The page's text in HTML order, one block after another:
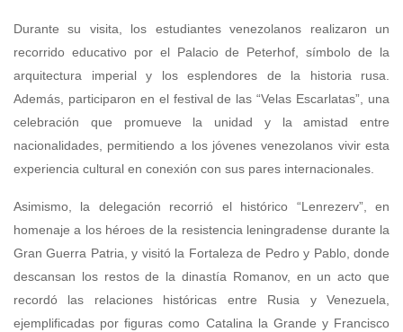
Durante su visita, los estudiantes venezolanos realizaron un
recorrido educativo por el Palacio de Peterhof, símbolo de la
arquitectura imperial y los esplendores de la historia rusa.
Además, participaron en el festival de las “Velas Escarlatas”, una
celebración que promueve la unidad y la amistad entre
nacionalidades, permitiendo a los jóvenes venezolanos vivir esta
experiencia cultural en conexión con sus pares internacionales.
Asimismo, la delegación recorrió el histórico “Lenrezerv”, en
homenaje a los héroes de la resistencia leningradense durante la
Gran Guerra Patria, y visitó la Fortaleza de Pedro y Pablo, donde
descansan los restos de la dinastía Romanov, en un acto que
recordó las relaciones históricas entre Rusia y Venezuela,
ejemplificadas por figuras como Catalina la Grande y Francisco